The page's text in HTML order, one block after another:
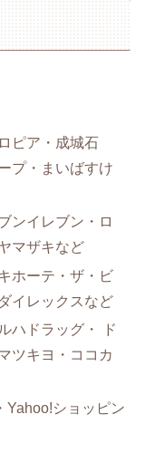
ピア・成城石
プ・まいばすけ
ンイレブン・ロ
マザキなど
ホーテ・ザ・ビ
イレックスなど
ハドラッグ・ ド
ツキヨ・ココカ
Yahoo!ショッピン